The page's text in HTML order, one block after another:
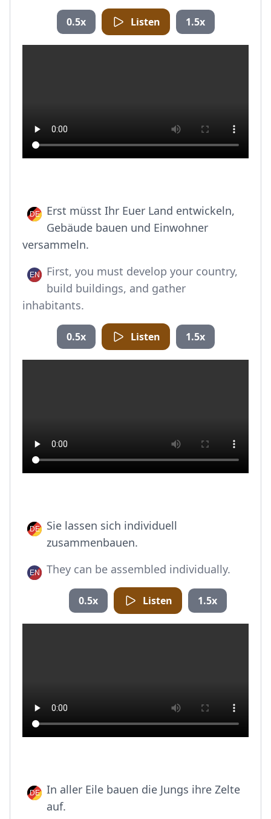
0.5x Listen 1.5x
Erst müsst Ihr Euer Land entwickeln,
Gebäude bauen und Einwohner
versammeln.
First, you must develop your country,
build buildings, and gather
inhabitants.
0.5x Listen 1.5x
Sie lassen sich individuell
zusammenbauen.
They can be assembled individually.
0.5x Listen 1.5x
In aller Eile bauen die Jungs ihre Zelte
auf.